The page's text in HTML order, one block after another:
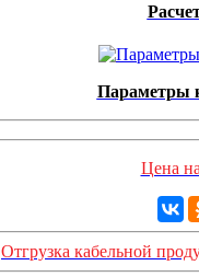
Параметры
Цена
Отгрузка кабельной